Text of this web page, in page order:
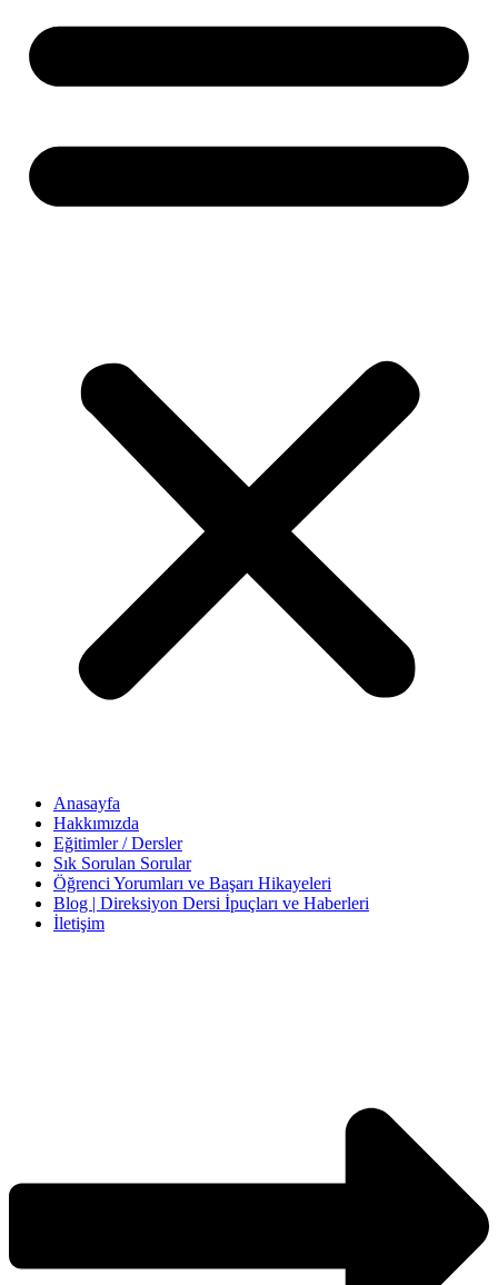
Anasayfa
Hakkımızda
Eğitimler / Dersler
Sık Sorulan Sorular
Öğrenci Yorumları ve Başarı Hikayeleri
Blog | Direksiyon Dersi İpuçları ve Haberleri
İletişim